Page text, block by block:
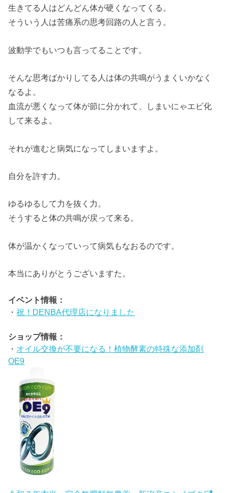
生きてる人はどんどん体が硬くなってくる。
そういう人は苦痛系の思考回路の人と言う。
波動学でもいつも言ってることです。
そんな思考ばかりしてる人は体の共鳴がうまくいかなく
なるよ。
血流が悪くなって体が節に分かれて、しまいにゃエビ化
して来るよ。
それが進むと病気になってしまいますよ。
自分を許す力。
ゆるゆるして力を抜く力。
そうすると体の共鳴が戻って来る。
体が温かくなっていって病気もなおるのです。
本当にありがとうございますた。
イベント情報：
・祝！DENBA代理店になりました
ショップ情報：
・ オイル交換が不要になる！植物酵素の特殊な添加剤
OE9